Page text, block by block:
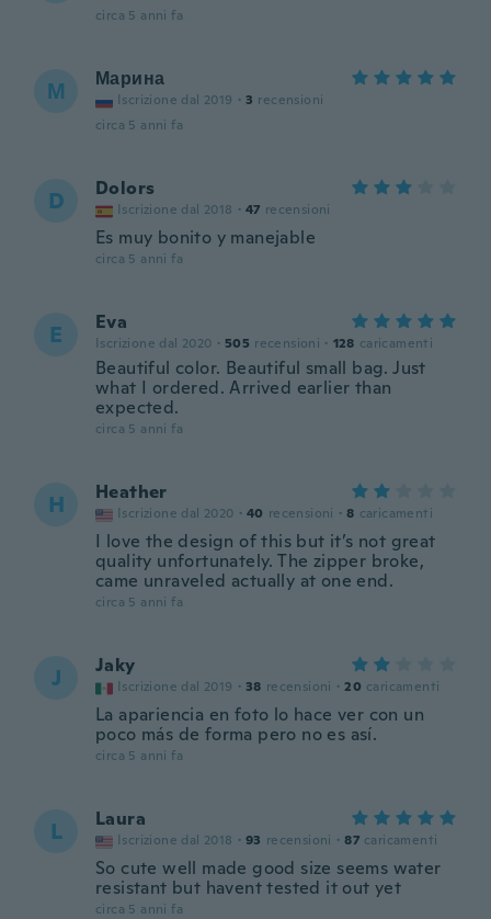
circa 5 anni fa
М Марина
Iscrizione dal 2019 · 3 recensioni
circa 5 anni fa
D Dolors
Iscrizione dal 2018 · 47 recensioni
Es muy bonito y manejable
circa 5 anni fa
E Eva
Iscrizione dal 2020 · 505 recensioni · 128 caricamenti
Beautiful color. Beautiful small bag. Just
what I ordered. Arrived earlier than
expected.
circa 5 anni fa
H Heather
Iscrizione dal 2020 · 40 recensioni · 8 caricamenti
I love the design of this but it’s not great
quality unfortunately. The zipper broke,
came unraveled actually at one end.
circa 5 anni fa
J Jaky
Iscrizione dal 2019 · 38 recensioni · 20 caricamenti
La apariencia en foto lo hace ver con un
poco más de forma pero no es así.
circa 5 anni fa
L Laura
Iscrizione dal 2018 · 93 recensioni · 87 caricamenti
So cute well made good size seems water
resistant but havent tested it out yet
circa 5 anni fa